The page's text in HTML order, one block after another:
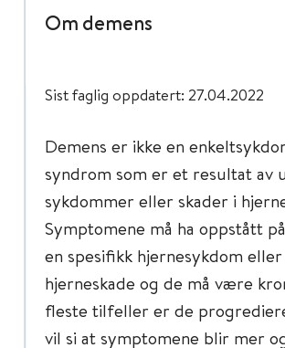
Om demens
Sist faglig oppdatert: 27.04.2022
Demens er ikke en
syndrom som er et resultat av
sykdommer eller skader i
Symptomene må ha oppstått
en spesifikk hjernesykdom eller
hjerneskade og de må være
fleste tilfeller er de
vil si at symptomene blir mer